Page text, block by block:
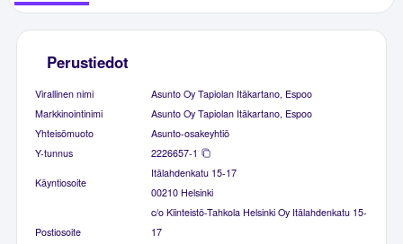
Perustiedot
Virallinen nimi
Asunto Oy Tapiolan Itäkartano, Espoo
Markkinointinimi
Asunto Oy Tapiolan Itäkartano, Espoo
Yhteisömuoto
Asunto-osakeyhtiö
Y-tunnus
2226657-1
Käyntiosoite
Itälahdenkatu 15-17
00210 Helsinki
Postiosoite
c/o Kiinteistö-Tahkola Helsinki Oy Itälahdenkatu 15-
17